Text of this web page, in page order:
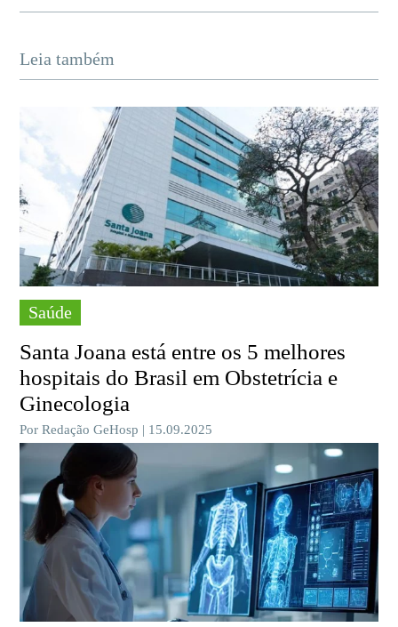
Leia também
Saúde
Santa Joana está entre os 5 melhores
hospitais do Brasil em Obstetrícia e
Ginecologia
Por Redação GeHosp | 15.09.2025